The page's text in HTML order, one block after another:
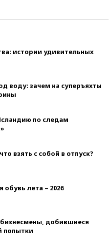
истории удивительных
воду: зачем на суперъяхты
по следам
взять с собой в отпуск?
лета – 2026
добившиеся
попытки